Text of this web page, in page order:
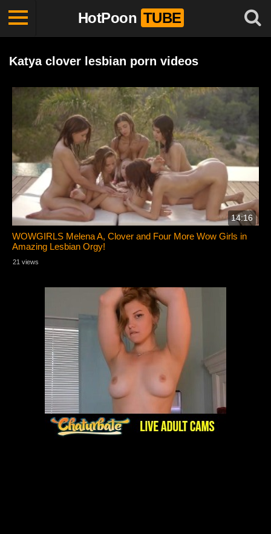
HotPoon TUBE
Katya clover lesbian porn videos
14:16
WOWGIRLS Melena A, Clover and Four More Wow Girls in
Amazing Lesbian Orgy!
21 views